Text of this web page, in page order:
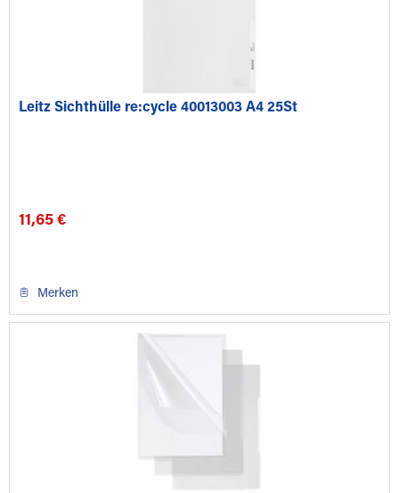
Leitz Sichthülle re:cycle 40013003 A4 25St
11,65 €
Merken